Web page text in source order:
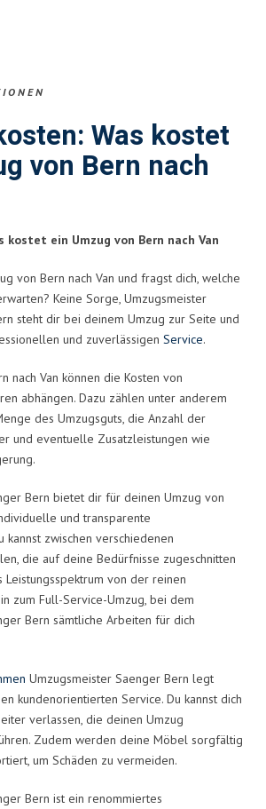
Was kostet
von Bern nach
kostet ein Umzug von Bern nach Van
von Bern nach Van und fragst dich, welche
Keine Sorge, Umzugsmeister
steht dir bei deinem Umzug zur Seite und
und zuverlässigen Service.
nach Van können die Kosten von
abhängen. Dazu zählen unter anderem
des Umzugsguts, die Anzahl der
und eventuelle Zusatzleistungen wie
Bern bietet dir für deinen Umzug von
und transparente
kannst zwischen verschiedenen
die auf deine Bedürfnisse zugeschnitten
Leistungsspektrum von der reinen
zum Full-Service-Umzug, bei dem
Bern sämtliche Arbeiten für dich
Umzugsmeister Saenger Bern legt
kundenorientierten Service. Du kannst dich
verlassen, die deinen Umzug
Zudem werden deine Möbel sorgfältig
um Schäden zu vermeiden.
Bern ist ein renommiertes